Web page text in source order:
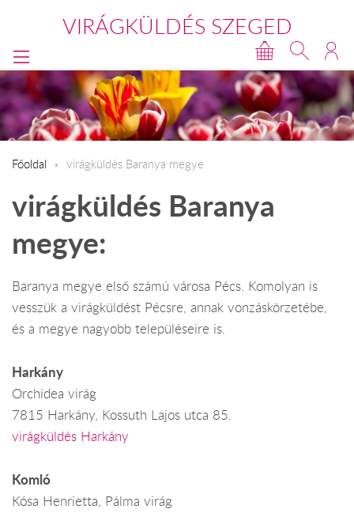
VIRÁGKÜLDÉS SZEGED
Főoldal virágküldés Baranya megye
virágküldés Baranya
megye:
Baranya megye első számú városa Pécs. Komolyan is
vesszük a virágküldést Pécsre, annak vonzáskörzetébe,
és a megye nagyobb településeire is.
Harkány
Orchidea virág
7815 Harkány, Kossuth Lajos utca 85.
virágküldés Harkány
Komló
Kósa Henrietta, Pálma virág